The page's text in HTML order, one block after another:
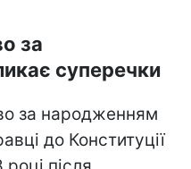
за
суперечки
за народженням
до Конституції